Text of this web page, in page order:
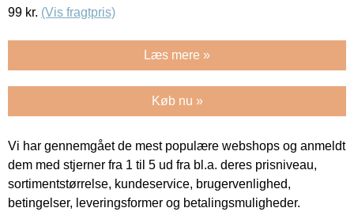
99 kr. (Vis fragtpris)
Læs mere »
Køb nu »
Vi har gennemgået de mest populære webshops og anmeldt
dem med stjerner fra 1 til 5 ud fra bl.a. deres prisniveau,
sortimentstørrelse, kundeservice, brugervenlighed,
betingelser, leveringsformer og betalingsmuligheder.